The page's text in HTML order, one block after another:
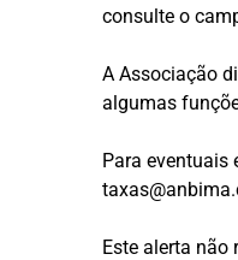
consulte o
A Associação
algumas
Para eventuais
Este alerta não